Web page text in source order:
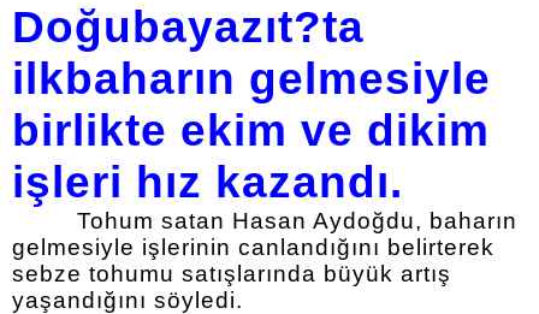
Doğubayazıt?ta
ilkbaharın gelmesiyle
birlikte ekim ve dikim
işleri hız kazandı.
Tohum satan Hasan Aydoğdu, baharın
gelmesiyle işlerinin canlandığını belirterek
sebze tohumu satışlarında büyük artış
yaşandığını söyledi.